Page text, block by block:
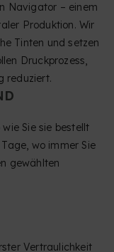
Navigator – einem
Produktion. Wir
Tinten und setzen
Druckprozess,
reduziert.
Sie sie bestellt
wo immer Sie
gewählten
Vertraulichkeit